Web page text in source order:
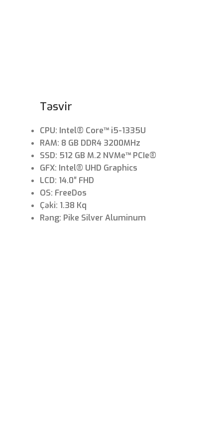
Təsvir
CPU: Intel® Core™ i5-1335U
RAM: 8 GB DDR4 3200MHz
SSD: 512 GB M.2 NVMe™ PCIe®
GFX: Intel® UHD Graphics
LCD: 14.0″ FHD
OS: FreeDos
Çəki: 1.38 Kq
Rəng: Pike Silver Aluminum